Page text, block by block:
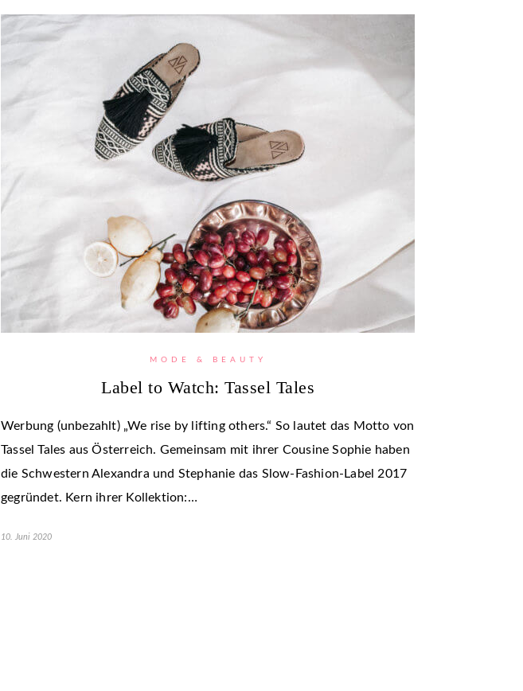
MODE & BEAUTY
Label to Watch: Tassel Tales
Werbung (unbezahlt) „We rise by lifting others.“ So lautet das Motto von
Tassel Tales aus Österreich. Gemeinsam mit ihrer Cousine Sophie haben
die Schwestern Alexandra und Stephanie das Slow-Fashion-Label 2017
gegründet. Kern ihrer Kollektion:…
10. Juni 2020